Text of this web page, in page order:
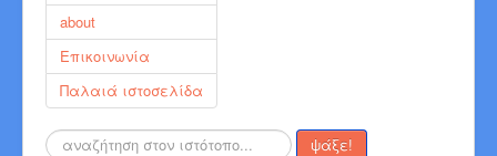
about
Επικοινωνία
Παλαιά ιστοσελίδα
Αναζήτηση... ψάξε!